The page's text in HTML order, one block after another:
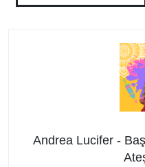
Andrea Lucifer -